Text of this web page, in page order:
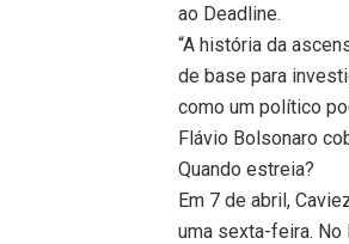
ao Deadline.
“A história da
de base para
como um político
Flávio Bolsonaro
Quando estreia?
Em 7 de abril,
uma sexta-feira.